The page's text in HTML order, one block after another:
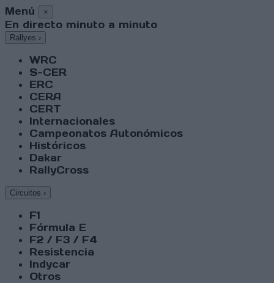
Menú ×
En directo minuto a minuto
Rallyes ›
WRC
S-CER
ERC
CERA
CERT
Internacionales
Campeonatos Autonómicos
Históricos
Dakar
RallyCross
Circuitos ›
F1
Fórmula E
F2 / F3 / F4
Resistencia
Indycar
Otros